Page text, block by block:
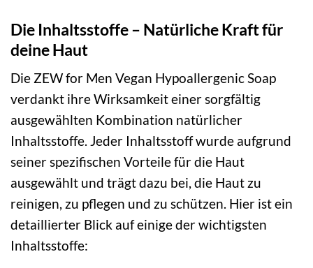
Die Inhaltsstoffe – Natürliche Kraft für
deine Haut
Die ZEW for Men Vegan Hypoallergenic Soap
verdankt ihre Wirksamkeit einer sorgfältig
ausgewählten Kombination natürlicher
Inhaltsstoffe. Jeder Inhaltsstoff wurde aufgrund
seiner spezifischen Vorteile für die Haut
ausgewählt und trägt dazu bei, die Haut zu
reinigen, zu pflegen und zu schützen. Hier ist ein
detaillierter Blick auf einige der wichtigsten
Inhaltsstoffe: